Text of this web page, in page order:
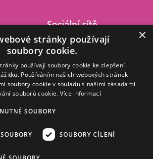
Studio,
322
Sociální sítě
MEDIA, a.s. Všechna práva vyhrazena.
×
stránky používají
soubory cookie.
používají soubory cookie ke zlepšení
Používáním našich webových stránek
soubory cookie v souladu s našimi zásadami
souborů cookie. Více informací
SOUBORY
SOUBORY CÍLENÍ